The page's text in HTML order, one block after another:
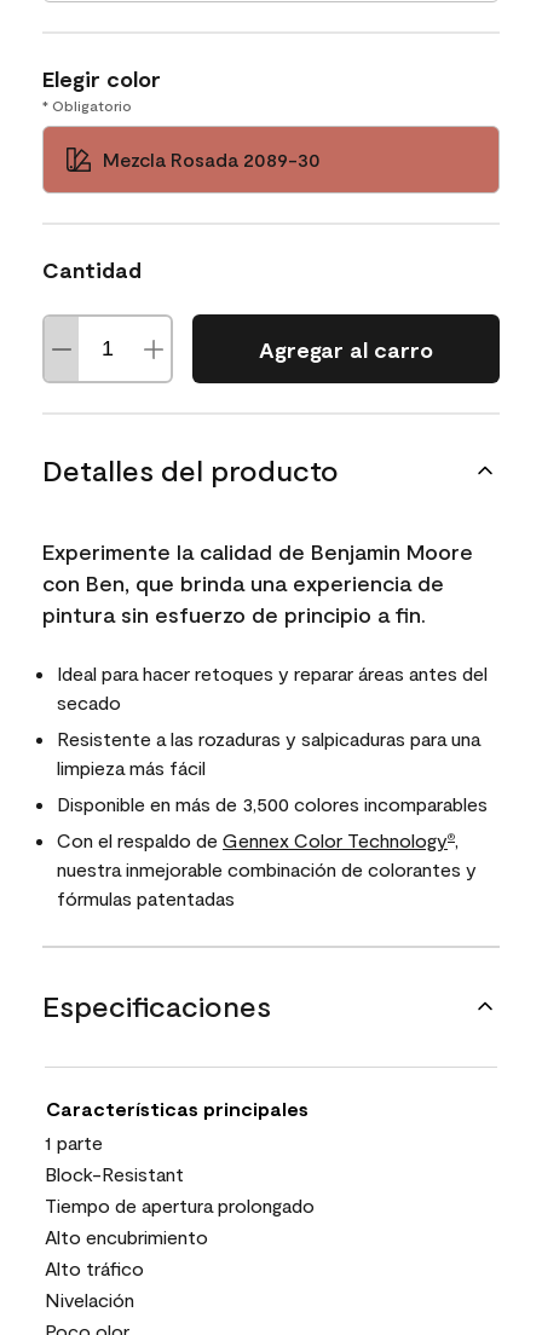
Elegir color
* Obligatorio
Mezcla Rosada 2089-30
Cantidad
Agregar al carro
Detalles del producto
Experimente la calidad de Benjamin Moore
con Ben, que brinda una experiencia de
pintura sin esfuerzo de principio a fin.
Ideal para hacer retoques y reparar áreas antes del
secado
Resistente a las rozaduras y salpicaduras para una
limpieza más fácil
Disponible en más de 3,500 colores incomparables
Con el respaldo de Gennex Color Technology®,
nuestra inmejorable combinación de colorantes y
fórmulas patentadas
Especificaciones
Características principales
1 parte
Block-Resistant
Tiempo de apertura prolongado
Alto encubrimiento
Alto tráfico
Nivelación